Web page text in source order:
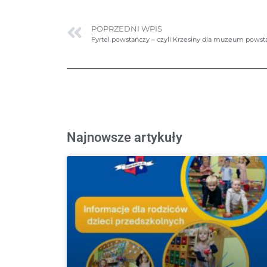
POPRZEDNI WPIS
Fyrtel powstańczy – czyli Krzesiny dla muzeum
Najnowsze artykuły